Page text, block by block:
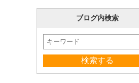
ブログ内検索